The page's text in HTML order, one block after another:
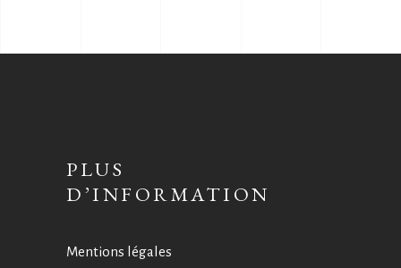
PLUS
D’INFORMATION
Mentions légales